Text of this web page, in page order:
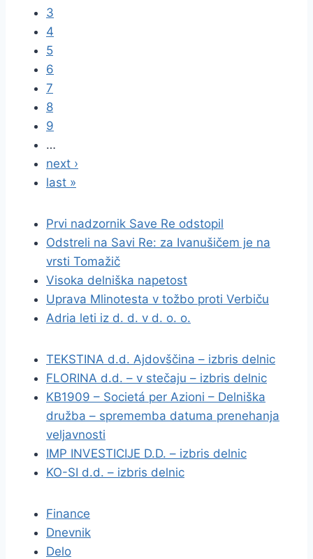
3
4
5
6
7
8
9
…
next ›
last »
Prvi nadzornik Save Re odstopil
Odstreli na Savi Re: za Ivanušičem je na
vrsti Tomažič
Visoka delniška napetost
Uprava Mlinotesta v tožbo proti Verbiču
Adria leti iz d. d. v d. o. o.
TEKSTINA d.d. Ajdovščina – izbris delnic
FLORINA d.d. – v stečaju – izbris delnic
KB1909 – Societá per Azioni – Delniška
družba – sprememba datuma prenehanja
veljavnosti
IMP INVESTICIJE D.D. – izbris delnic
KO-SI d.d. – izbris delnic
Finance
Dnevnik
Delo